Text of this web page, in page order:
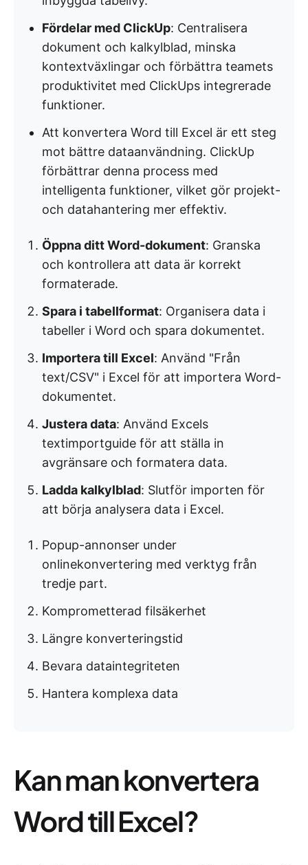
Fördelar med ClickUp: Centralisera
dokument och kalkylblad, minska
kontextväxlingar och förbättra teamets
produktivitet med ClickUps integrerade
funktioner.
Att konvertera Word till Excel är ett steg
mot bättre dataanvändning. ClickUp
förbättrar denna process med
intelligenta funktioner, vilket gör projekt-
och datahantering mer effektiv.
Öppna ditt Word-dokument: Granska
och kontrollera att data är korrekt
formaterade.
Spara i tabellformat: Organisera data i
tabeller i Word och spara dokumentet.
Importera till Excel: Använd "Från
text/CSV" i Excel för att importera Word-
dokumentet.
Justera data: Använd Excels
textimportguide för att ställa in
avgränsare och formatera data.
Ladda kalkylblad: Slutför importen för
att börja analysera data i Excel.
Popup-annonser under
onlinekonvertering med verktyg från
tredje part.
Komprometterad filsäkerhet
Längre konverteringstid
Bevara dataintegriteten
Hantera komplexa data
Kan man konvertera
Word till Excel?